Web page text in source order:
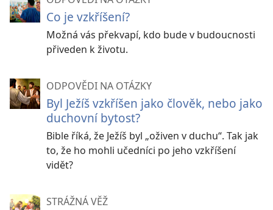
Co je vzkříšení?
Možná vás překvapí, kdo bude v budoucnosti
přiveden k životu.
ODPOVĚDI NA OTÁZKY
Byl Ježíš vzkříšen jako člověk, nebo jako
duchovní bytost?
Bible říká, že Ježíš byl „oživen v duchu“. Tak jak
to, že ho mohli učedníci po jeho vzkříšení
vidět?
STRÁŽNÁ VĚŽ